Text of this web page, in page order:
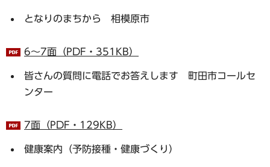
となりのまちから 相模原市
6～7面（PDF・351KB）
皆さんの質問に電話でお答えします 町田市コールセ
ンター
7面（PDF・129KB）
健康案内（予防接種・健康づくり）